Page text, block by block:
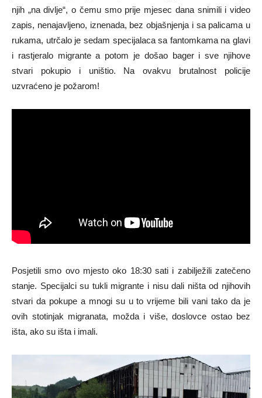
njih „na divlje“, o čemu smo prije mjesec dana snimili i video
zapis, nenajavljeno, iznenada, bez objašnjenja i sa palicama u
rukama, utrčalo je sedam specijalaca sa fantomkama na glavi
i rastjeralo migrante a potom je došao bager i sve njihove
stvari pokupio i uništio. Na ovakvu brutalnost policije
uzvraćeno je požarom!
Posjetili smo ovo mjesto oko 18:30 sati i zabilježili zatečeno
stanje. Specijalci su tukli migrante i nisu dali ništa od njihovih
stvari da pokupe a mnogi su u to vrijeme bili vani tako da je
ovih stotinjak migranata, možda i više, doslovce ostao bez
išta, ako su išta i imali.